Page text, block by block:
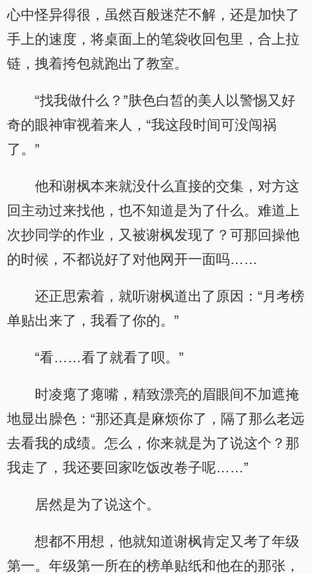
心中怪异得很，虽然百般迷茫不解，还是加快了
手上的速度，将桌面上的笔袋收回包里，合上拉
链，拽着挎包就跑出了教室。
“找我做什么？”肤色白皙的美人以警惕又好
奇的眼神审视着来人，“我这段时间可没闯祸
了。”
他和谢枫本来就没什么直接的交集，对方这
回主动过来找他，也不知道是为了什么。难道上
次抄同学的作业，又被谢枫发现了？可那回操他
的时候，不都说好了对他网开一面吗……
还正思索着，就听谢枫道出了原因：“月考榜
单贴出来了，我看了你的。”
“看……看了就看了呗。”
时凌瘪了瘪嘴，精致漂亮的眉眼间不加遮掩
地显出臊色：“那还真是麻烦你了，隔了那么老远
去看我的成绩。怎么，你来就是为了说这个？那
我走了，我还要回家吃饭改卷子呢……”
居然是为了说这个。
想都不用想，他就知道谢枫肯定又考了年级
第一。年级第一所在的榜单贴纸和他在的那张，